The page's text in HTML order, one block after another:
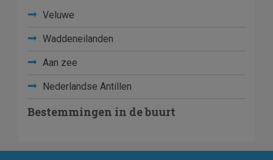
Veluwe
Waddeneilanden
Aan zee
Nederlandse Antillen
Bestemmingen in de buurt